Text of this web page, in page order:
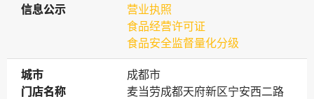
信息公示
信息公示
营业执照
食品经营许可证
食品安全监督量化分级
城市
城市
成都市
门店名称
门店名称
麦当劳成都天府新区宁安西二路